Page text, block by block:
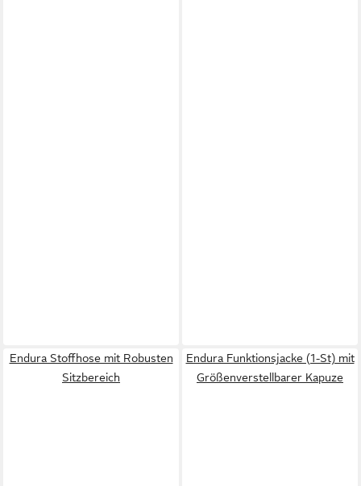
Endura Stoffhose mit Robusten
Sitzbereich
Endura Funktionsjacke (1-St) mit
Größenverstellbarer Kapuze